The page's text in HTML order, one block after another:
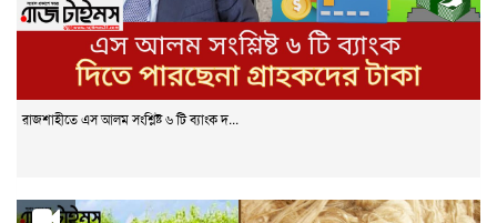
রাজশাহীতে এস আলম সংশ্লিষ্ট ৬ টি ব্যাংক দ...